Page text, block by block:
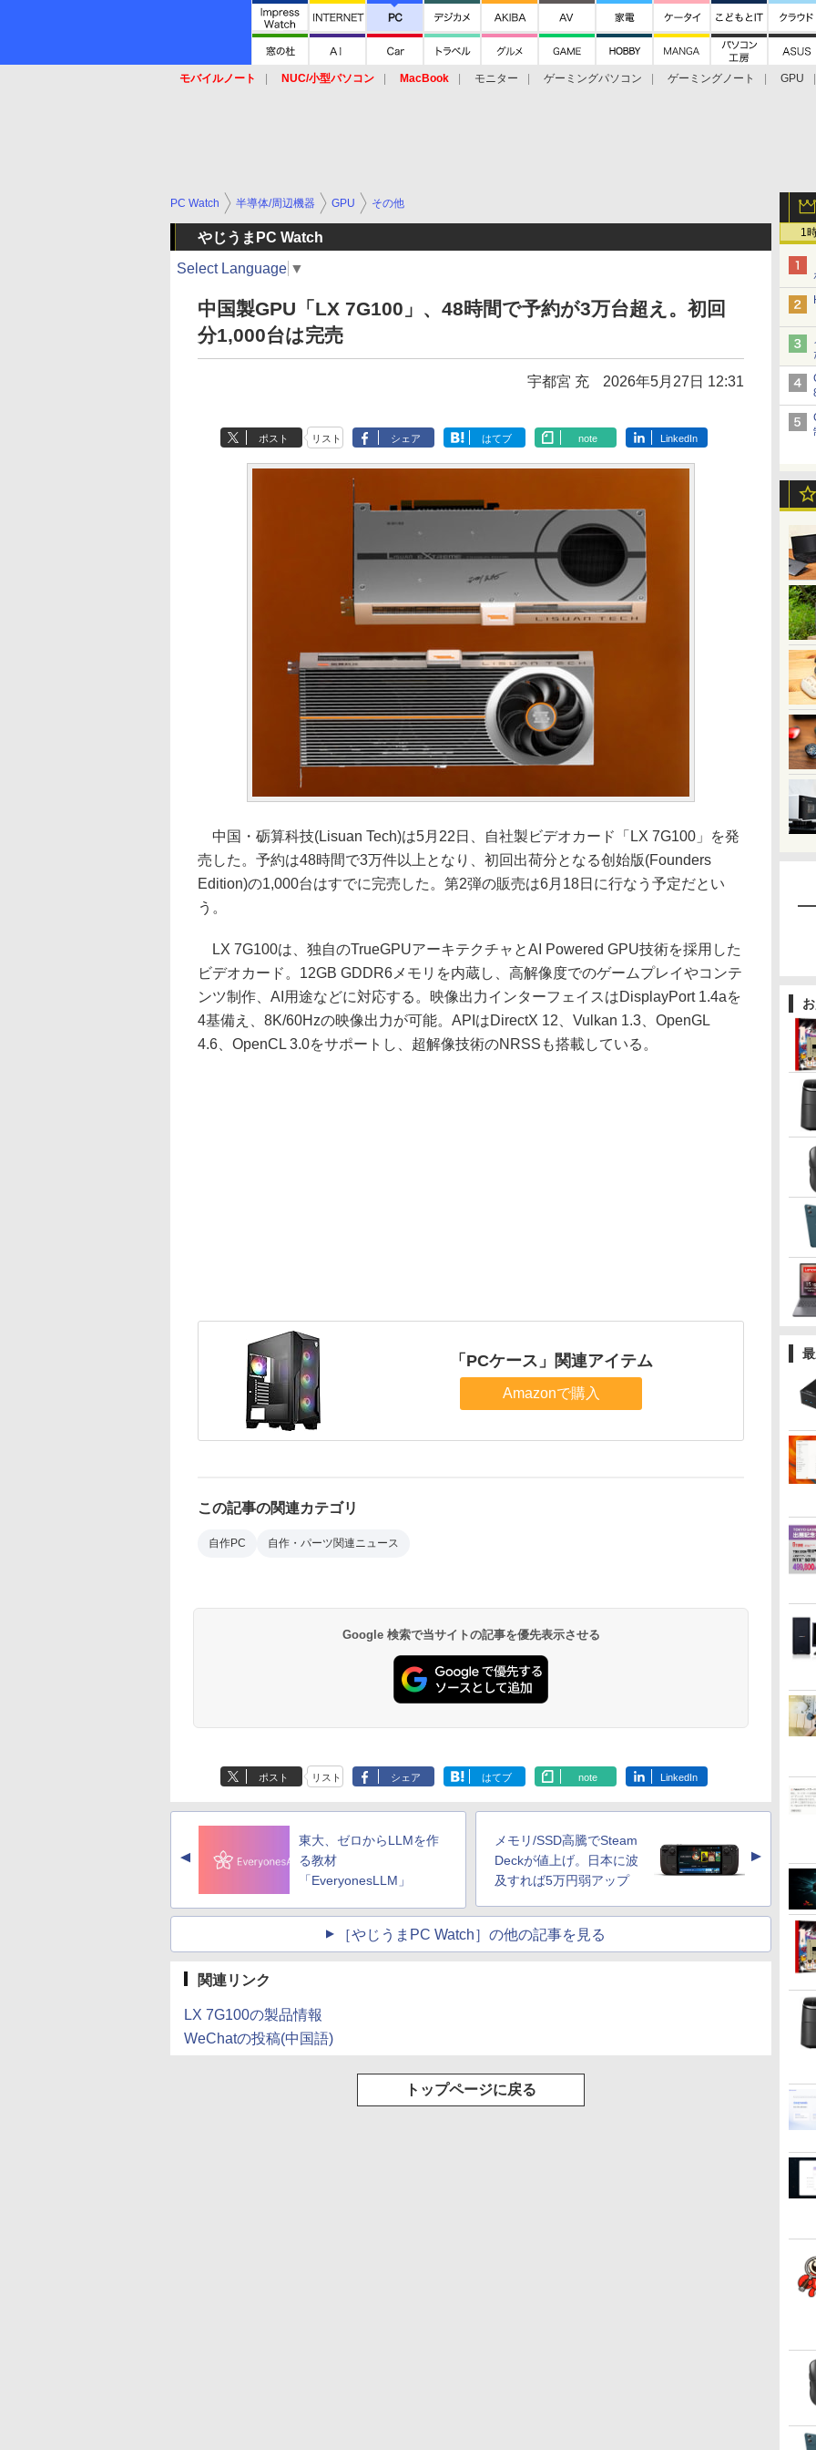
モバイルノート NUC/小型パソコン MacBook モニター ゲーミングパソコン ゲーミングノート
GPU
1
PC Watch 半導体/周辺機器 GPU その他
やじうまPC Watch
Select Language ▼
中国製GPU「LX 7G100」、48時間で予約が3万台超え。初回
分1,000台は完売
宇都宮 充 2026年5月27日 12:31
ポスト リスト シェア はてブ note LinkedIn
中国・砺算科技(Lisuan Tech)は5月22日、自社製ビデオカード「LX 7G100」を発
売した。予約は48時間で3万件以上となり、初回出荷分となる创始版(Founders
Edition)の1,000台はすでに完売した。第2弾の販売は6月18日に行なう予定だとい
う。
LX 7G100は、独自のTrueGPUアーキテクチャとAI Powered GPU技術を採用した
ビデオカード。12GB GDDR6メモリを内蔵し、高解像度でのゲームプレイやコンテ
ンツ制作、AI用途などに対応する。映像出力インターフェイスはDisplayPort 1.4aを
4基備え、8K/60Hzの映像出力が可能。APIはDirectX 12、Vulkan 1.3、OpenGL
4.6、OpenCL 3.0をサポートし、超解像技術のNRSSも搭載している。
「PCケース」関連アイテム
Amazonで購入
この記事の関連カテゴリ
自作PC 自作・パーツ関連ニュース
Google 検索で当サイトの記事を優先表示させる
ポスト リスト シェア はてブ note LinkedIn
▲
東大、ゼロからLLMを作
る教材
「EveryonesLLM」
メモリ/SSD高騰でSteam
Deckが値上げ。日本に波
及すれば5万円弱アップ
▲
［やじうまPC Watch］の他の記事を見る
関連リンク
LX 7G100の製品情報
WeChatの投稿(中国語)
トップページに戻る